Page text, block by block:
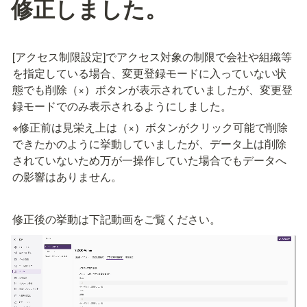
修正しました。
[アクセス制限設定]でアクセス対象の制限で会社や組織等
を指定している場合、変更登録モードに入っていない状
態でも削除（×）ボタンが表示されていましたが、変更登
録モードでのみ表示されるようにしました。
※修正前は見栄え上は（×）ボタンがクリック可能で削除
できたかのように挙動していましたが、データ上は削除
されていないため万が一操作していた場合でもデータへ
の影響はありません。
修正後の挙動は下記動画をご覧ください。